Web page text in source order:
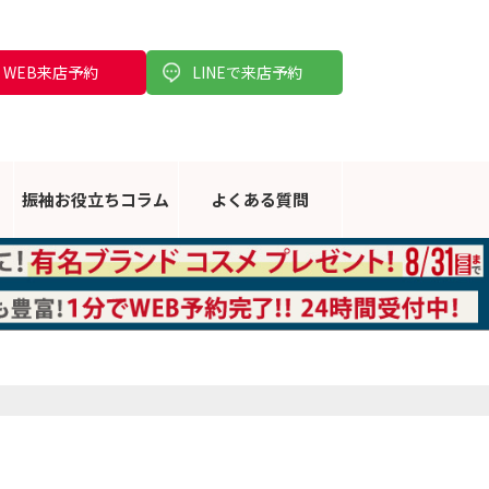
WEB来店予約 LINEで来店予約
振袖お役立ちコラム よくある質問